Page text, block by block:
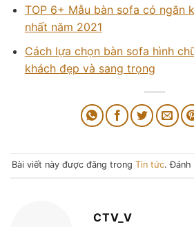
TOP 6+ Mẫu bàn sofa có ngăn
nhất năm 2021
Cách lựa chọn bàn sofa hình
khách đẹp và sang trọng
Bài viết này được đăng trong Tin tức. Đánh
CTV_V